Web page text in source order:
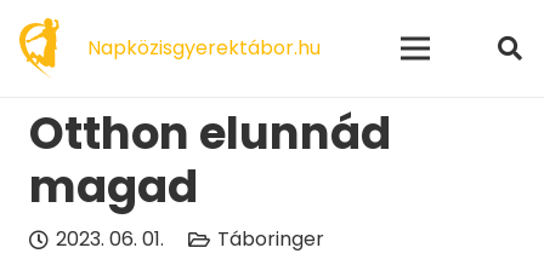
Napközisgyerektábor.hu
Otthon elunnád
magad
2023. 06. 01. Táboringer